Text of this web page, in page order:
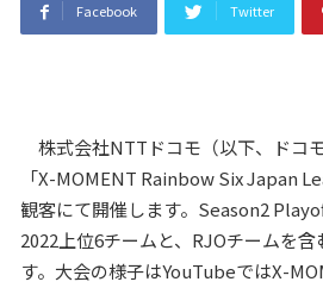
Facebook Twitter
株式会社NTTドコモ（以下、ドコ
「X-MOMENT Rainbow Six Japan
観客にて開催します。Season2
2022上位6チームと、RJOチームを
す。大会の様子はYouTubeではX-